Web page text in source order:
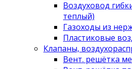
Воздуховод
теплый)
Газоходы из
Пластиковые
Клапаны,
Вент. решётка